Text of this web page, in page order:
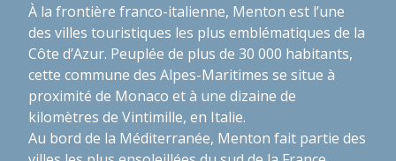
À la frontière franco-italienne, Menton est l’une
des villes touristiques les plus emblématiques de la
Côte d’Azur. Peuplée de plus de 30 000 habitants,
cette commune des Alpes-Maritimes se situe à
proximité de Monaco et à une dizaine de
kilomètres de Vintimille, en Italie.
Au bord de la Méditerranée, Menton fait partie des